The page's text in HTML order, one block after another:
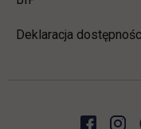
Deklaracja